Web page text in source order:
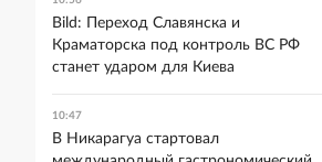
Bild: Переход Славянска и
Краматорска под контроль ВС РФ
станет ударом для Киева
10:47
В Никарагуа стартовал